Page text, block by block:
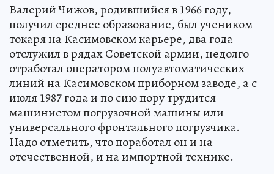
Валерий Чижов, родившийся в 1966 году,
получил среднее образование, был учеником
токаря на Касимовском карьере, два года
отслужил в рядах Советской армии, недолго
отработал оператором полуавтоматических
линий на Касимовском приборном заводе, а с
июля 1987 года и по сию пору трудится
машинистом погрузочной машины или
универсального фронтального погрузчика.
Надо отметить, что поработал он и на
отечественной, и на импортной технике.